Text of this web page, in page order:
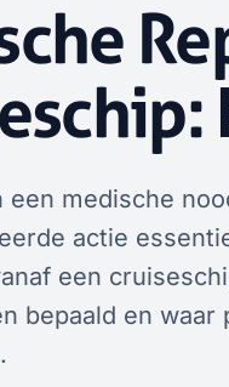
een medische
actie
een
bepaald en